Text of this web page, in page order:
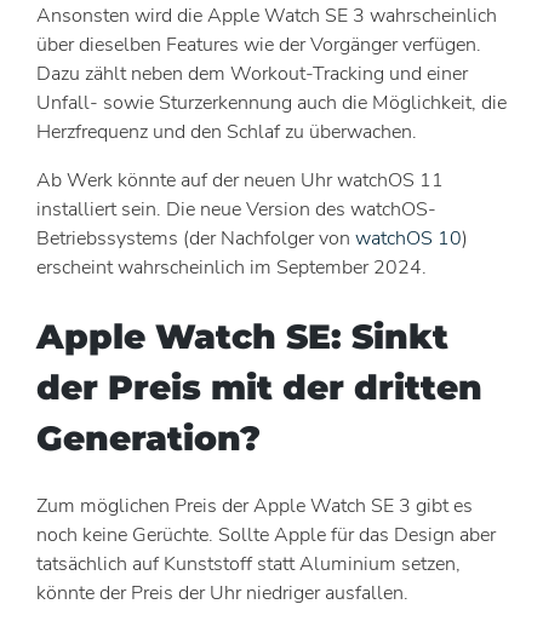
Ansonsten wird die Apple Watch SE 3 wahrscheinlich
über dieselben Features wie der Vorgänger verfügen.
Dazu zählt neben dem Workout-Tracking und einer
Unfall- sowie Sturzerkennung auch die Möglichkeit, die
Herzfrequenz und den Schlaf zu überwachen.
Ab Werk könnte auf der neuen Uhr watchOS 11
installiert sein. Die neue Version des watchOS-
Betriebssystems (der Nachfolger von watchOS 10)
erscheint wahrscheinlich im September 2024.
Apple Watch SE: Sinkt
der Preis mit der dritten
Generation?
Zum möglichen Preis der Apple Watch SE 3 gibt es
noch keine Gerüchte. Sollte Apple für das Design aber
tatsächlich auf Kunststoff statt Aluminium setzen,
könnte der Preis der Uhr niedriger ausfallen.